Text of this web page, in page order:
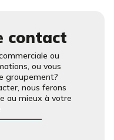
contact
ou
ou vous
groupement?
nous ferons
au mieux à votre